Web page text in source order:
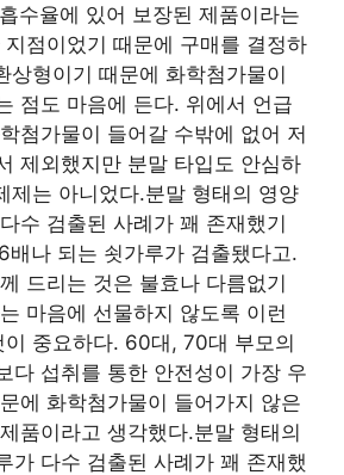
수율에 있어 보장된 제품이라는
점이었기 때문에 구매를 결정하
상형이기 때문에 화학첨가물이
점도 마음에 든다. 위에서 언급
첨가물이 들어갈 수밖에 없어 저
제외했지만 분말 타입도 안심하
제는 아니었다.분말 형태의 영양
수 검출된 사례가 꽤 존재했기
배나 되는 쇳가루가 검출됐다고.
드리는 것은 불효나 다름없기
마음에 선물하지 않도록 이런
이 중요하다. 60대, 70대 부모의
다 섭취를 통한 안전성이 가장 우
에 화학첨가물이 들어가지 않은
품이라고 생각했다.분말 형태의
가 다수 검출된 사례가 꽤 존재했